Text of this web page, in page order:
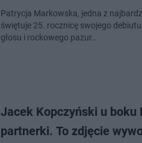
Patrycja Markowska, jedna z
świętuje 25. rocznicę swojego
głosu i rockowego pazur…
Jacek Kopczyński u
partnerki. To zdjęcie